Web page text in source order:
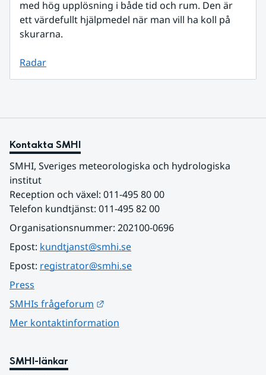
med hög upplösning i både tid och rum. Den är
ett värdefullt hjälpmedel när man vill ha koll på
skurarna.
Radar
Kontakta SMHI
SMHI, Sveriges meteorologiska och hydrologiska
institut
Reception och växel: 011-495 80 00
Telefon kundtjänst: 011-495 82 00
Organisationsnummer: 202100-0696
Epost: kundtjanst@smhi.se
Epost: registrator@smhi.se
Press
SMHIs frågeforum
Mer kontaktinformation
SMHI-länkar